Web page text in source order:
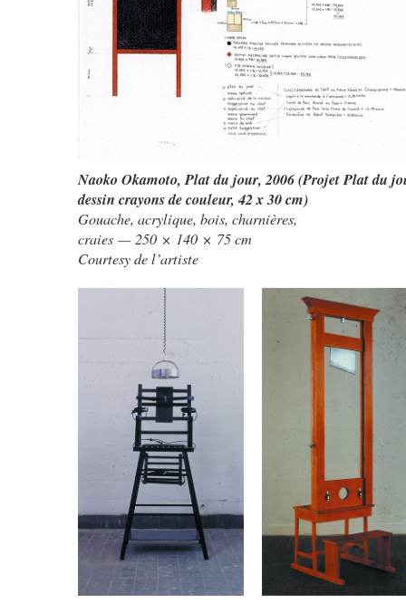
Naoko Okamoto,Plat du jour, 2006 (Projet Plat du
dessin crayons de couleur, 42 x 30 cm)
Gouache, acrylique, bois, charnières,
craies — 250 × 140 × 75 cm
Courtesy de l’artiste